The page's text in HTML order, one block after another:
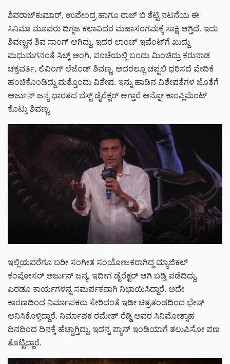
ಶಿವರಾಜ್‌‌ಕುಮಾರ್, ಉಪೇಂದ್ರ ಹಾಗೂ ರಾಜ್ ಬಿ ಶೆಟ್ಟಿ ನಟನೆಯ ಈ
ಸಿನಿಮಾ ಮೂವರು ದಿಗ್ಗಜ ಕಲಾವಿದರ ಮಹಾಸಂಗಮಕ್ಕೆ ಸಾಕ್ಷಿ ಆಗ್ತಿದೆ. ಇದು
ಶಿವಣ್ಣನ ಶಿವ ಸಾಂಗ್ ಆಗಿದ್ದು, ಇದರ ಲಾಂಚ್ ಇವೆಂಟ್‌ಗೆ ಖುದ್ದು
ಮಧುಮಗನಂತೆ ಸಿಲ್ಕ್ ಅಂಗಿ, ಪಂಚೆಯಲ್ಲಿ ಬಂದು ಮಿಂಚಿದ್ರು ಕರುನಾಡ
ಚಕ್ರವರ್ತಿ, ಲಿವಿಂಗ್ ಲೆಜೆಂಡ್ ಶಿವಣ್ಣ. ಅದರಲ್ಲೂ ಚಪ್ಪಲಿ ಧರಿಸದೆ ವೇದಿಕೆ
ಹಂಚಿಕೊಂಡಿದ್ದು ಮತ್ತೊಂದು ವಿಶೇಷ. ಇನ್ನು ಹಾಡಿನ ವಿಶೇಷತೆಗಳ ಜೊತೆಗೆ
ಅರ್ಜುನ್ ಜನ್ಯ ಭಾರತದ ಬೆಸ್ಟ್ ಡೈರೆಕ್ಟರ್ ಆಗ್ತಾರೆ ಅನ್ನೋ ಕಾಂಪ್ಲಿಮೆಂಟ್
ಕೊಟ್ರು ಶಿವಣ್ಣ.
ಇಲ್ಲಿಯವರೆಗೂ ಬರೀ ಸಂಗೀತ ಸಂಯೋಜಕರಾಗಿದ್ದ ಮ್ಯಾಜಿಕಲ್
ಕಂಪೋಸರ್ ಅರ್ಜುನ್ ಜನ್ಯ, ಇದೀಗ ಡೈರೆಕ್ಟರ್ ಆಗಿ ಬಡ್ತಿ ಪಡೆದಿದ್ದು,
ಎರಡೂ ಕಾರ್ಯಗಳನ್ನ ಸಮರ್ಪಕವಾಗಿ ನಿಭಾಯಿಸಿದ್ದಾರೆ. ಅದೇ
ಕಾರಣದಿಂದ ನಿರ್ಮಾಪಕರು ಸೇರಿದಂತೆ ಇಡೀ ಚಿತ್ರತಂಡದಿಂದ ಭೇಷ್
ಅನಿಸಿಕೊಳ್ತಿದ್ದಾರೆ. ನಿರ್ಮಾಪಕ ರಮೇಶ್ ರೆಡ್ಡಿ ಅವರ ಸಿನಿಮೋತ್ಸಾಹ
ದಿನದಿಂದ ದಿನಕ್ಕೆ ಹೆಚ್ಚಾಗ್ತಿದ್ದು, ಇದನ್ನ ಪ್ಯಾನ್ ಇಂಡಿಯಾಗೆ ತಲುಪಿಸೋ ಪಣ
ತೊಟ್ಟಿದ್ದಾರೆ.